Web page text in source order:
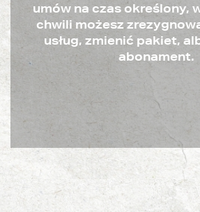
umów na czas określony,
chwili możesz
usług, zmienić pakiet,
abonament.